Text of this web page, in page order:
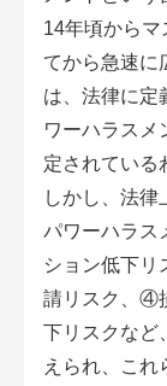
14年頃からマ
てから急速に
は、法律に定
ワーハラスメ
定されている
しかし、法律
パワーハラス
ション低下
請リスク、④
下リスクなど
えられ、これ